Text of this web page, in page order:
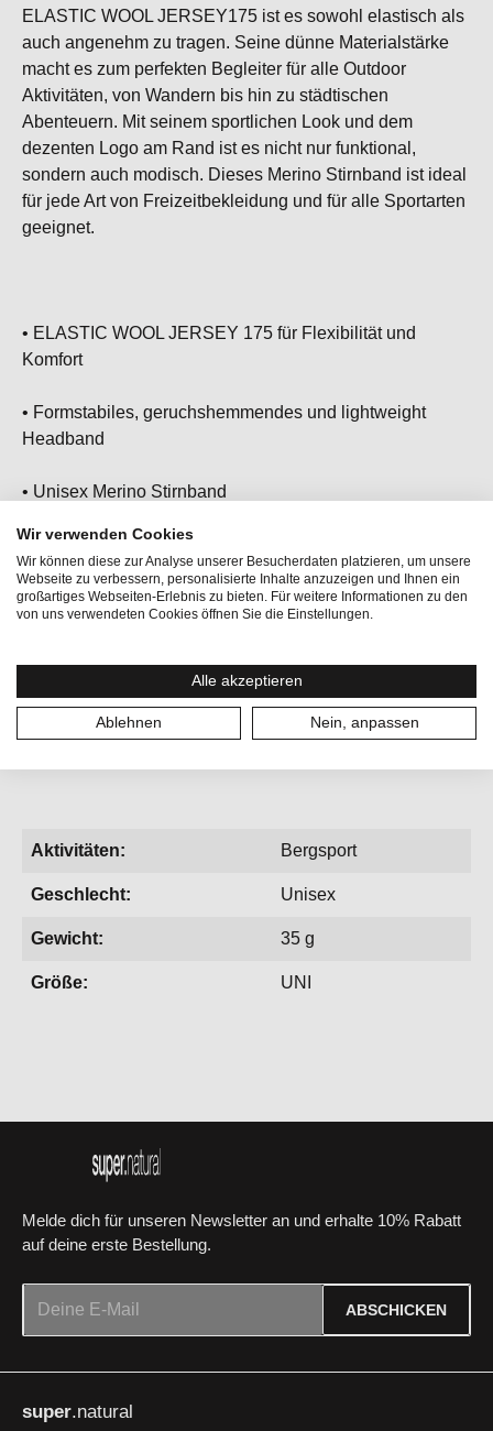
ELASTIC WOOL JERSEY175 ist es sowohl elastisch als
auch angenehm zu tragen. Seine dünne Materialstärke
macht es zum perfekten Begleiter für alle Outdoor
Aktivitäten, von Wandern bis hin zu städtischen
Abenteuern. Mit seinem sportlichen Look und dem
dezenten Logo am Rand ist es nicht nur funktional,
sondern auch modisch. Dieses Merino Stirnband ist ideal
für jede Art von Freizeitbekleidung und für alle Sportarten
geeignet.
• ELASTIC WOOL JERSEY 175 für Flexibilität und
Komfort
• Formstabiles, geruchshemmendes und lightweight
Headband
• Unisex Merino Stirnband
• Hält dich bei jedem Outdoor Abenteuer zuverlässig
warm
• Dein neues Lieblings Accessoire, ob am Berg oder im
Aktivitäten: Bergsport
Geschlecht: Unisex
Gewicht: 35 g
Größe: UNI
Melde dich für unseren Newsletter an und erhalte 10% Rabatt
auf deine erste Bestellung.
ABSCHICKEN
genommen und die
Die mit einem Stern (*) markierten Felder sind Pflichtfelder.
super.natural
Wir verwenden Cookies
Wir können diese zur Analyse unserer Besucherdaten platzieren, um unsere
Webseite zu verbessern, personalisierte Inhalte anzuzeigen und Ihnen ein
großartiges Webseiten-Erlebnis zu bieten. Für weitere Informationen zu den
von uns verwendeten Cookies öffnen Sie die Einstellungen.
Alle akzeptieren
Ablehnen Nein, anpassen